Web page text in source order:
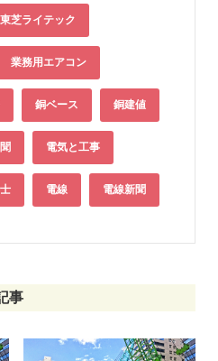
東芝ライテック
業務用エアコン
銅ベース 銅建値
電気と工事
電線 電線新聞
事